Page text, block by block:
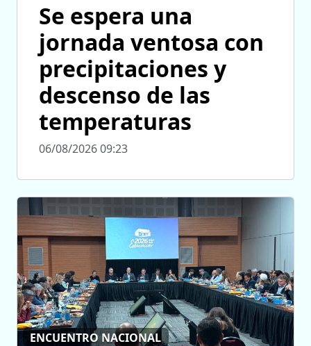
Se espera una
jornada ventosa con
precipitaciones y
descenso de las
temperaturas
06/08/2026 09:23
ENCUENTRO NACIONAL